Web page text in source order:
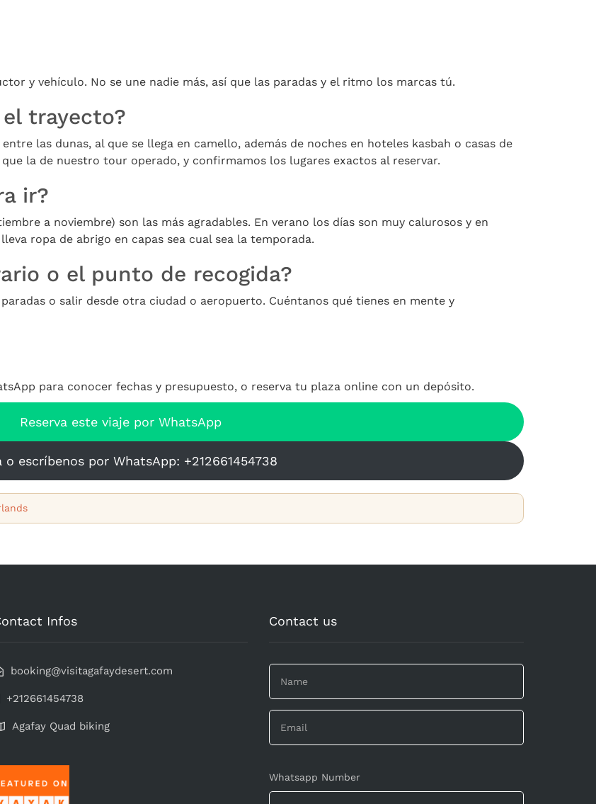
y vehículo. No se une nadie más, así que las paradas y el ritmo los marcas tú.
trayecto?
las dunas, al que se llega en camello, además de noches en hoteles kasbah o casas de
la de nuestro tour operado, y confirmamos los lugares exactos al reservar.
ir?
a noviembre) son las más agradables. En verano los días son muy calurosos y en
ropa de abrigo en capas sea cual sea la temporada.
o el punto de recogida?
o salir desde otra ciudad o aeropuerto. Cuéntanos qué tienes en mente y
para conocer fechas y presupuesto, o reserva tu plaza online con un depósito.
Reserva este viaje por WhatsApp
o escríbenos por WhatsApp: +212661454738
Infos
booking@visitagafaydesert.com
+212661454738
Agafay Quad biking
Contact us
Whatsapp Number